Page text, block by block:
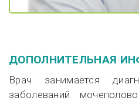
ДОПОЛНИТЕЛЬНАЯ
Врач занимается
заболеваний